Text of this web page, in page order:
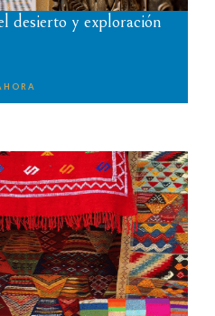
desierto y exploración